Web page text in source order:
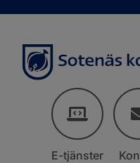
E-tjänster